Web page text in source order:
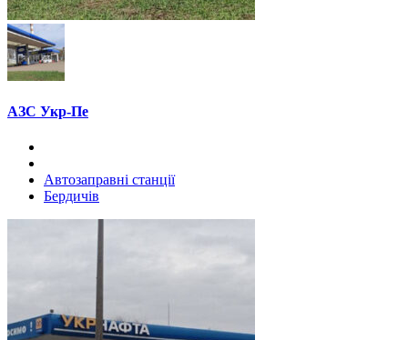
АЗС Укр-Пе
Автозаправні станції
Бердичів